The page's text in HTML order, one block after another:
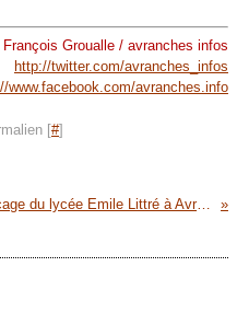
François Groualle / avranches infos
http://twitter.com/avranches_infos
www.facebook.com/avranches.info
[#]
réforme des retraites : blocage du lycée Emile Littré à Avranches